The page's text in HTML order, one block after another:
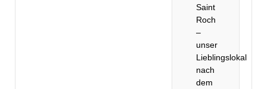
Saint
Roch
–
unser
Lieblingslokal
nach
dem